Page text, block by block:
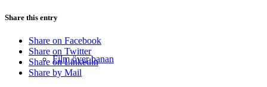
Film över banan
Share this entry
Share on Facebook
Share on Twitter
Share on Linkedin
Share by Mail